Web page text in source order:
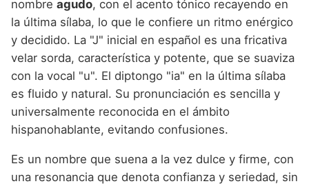
nombre agudo, con el acento tónico recayendo en
la última sílaba, lo que le confiere un ritmo enérgico
y decidido. La "J" inicial en español es una fricativa
velar sorda, característica y potente, que se suaviza
con la vocal "u". El diptongo "ia" en la última sílaba
es fluido y natural. Su pronunciación es sencilla y
universalmente reconocida en el ámbito
hispanohablante, evitando confusiones.
Es un nombre que suena a la vez dulce y firme, con
una resonancia que denota confianza y seriedad, sin